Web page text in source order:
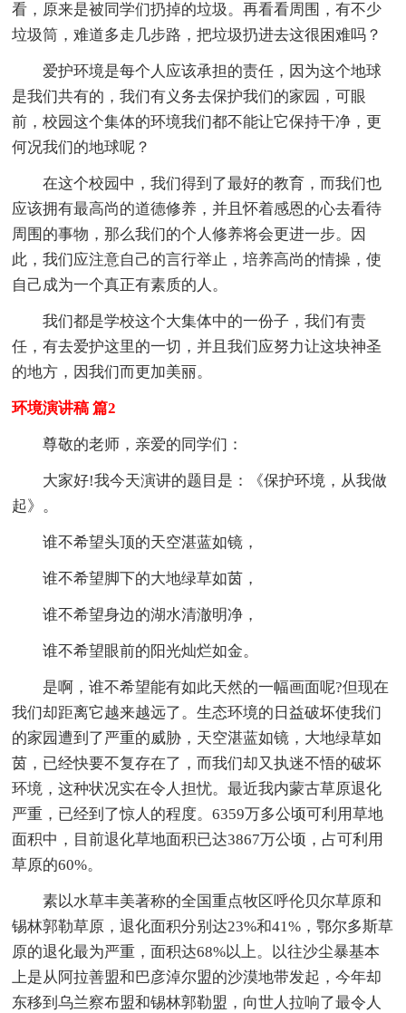
看，原来是被同学们扔掉的垃圾。再看看周围，有不少
垃圾筒，难道多走几步路，把垃圾扔进去这很困难吗？
爱护环境是每个人应该承担的责任，因为这个地球
是我们共有的，我们有义务去保护我们的家园，可眼
前，校园这个集体的环境我们都不能让它保持干净，更
何况我们的地球呢？
在这个校园中，我们得到了最好的教育，而我们也
应该拥有最高尚的道德修养，并且怀着感恩的心去看待
周围的事物，那么我们的个人修养将会更进一步。因
此，我们应注意自己的言行举止，培养高尚的情操，使
自己成为一个真正有素质的人。
我们都是学校这个大集体中的一份子，我们有责
任，有去爱护这里的一切，并且我们应努力让这块神圣
的地方，因我们而更加美丽。
环境演讲稿 篇2
尊敬的老师，亲爱的同学们：
大家好!我今天演讲的题目是：《保护环境，从我做
起》。
谁不希望头顶的天空湛蓝如镜，
谁不希望脚下的大地绿草如茵，
谁不希望身边的湖水清澈明净，
谁不希望眼前的阳光灿烂如金。
是啊，谁不希望能有如此天然的一幅画面呢?但现在
我们却距离它越来越远了。生态环境的日益破坏使我们
的家园遭到了严重的威胁，天空湛蓝如镜，大地绿草如
茵，已经快要不复存在了，而我们却又执迷不悟的破坏
环境，这种状况实在令人担忧。最近我内蒙古草原退化
严重，已经到了惊人的程度。6359万多公顷可利用草地
面积中，目前退化草地面积已达3867万公顷，占可利用
草原的60%。
素以水草丰美著称的全国重点牧区呼伦贝尔草原和
锡林郭勒草原，退化面积分别达23%和41%，鄂尔多斯草
原的退化最为严重，面积达68%以上。以往沙尘暴基本
上是从阿拉善盟和巴彦淖尔盟的沙漠地带发起，今年却
东移到乌兰察布盟和锡林郭勒盟，向世人拉响了最令人